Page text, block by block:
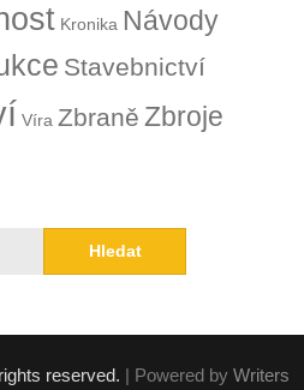
Kronika Návody
Stavebnictví
Víra Zbraně Zbroje
reserved. | Powered by Writers